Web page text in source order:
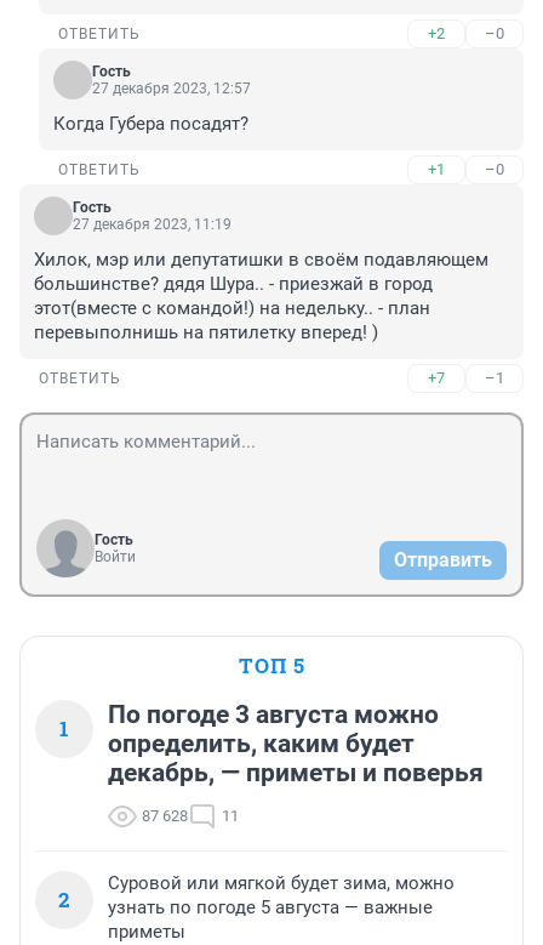
ОТВЕТИТЬ +2 –0
Гость
27 декабря 2023, 12:57
Когда Губера посадят?
ОТВЕТИТЬ +1 –0
Гость
27 декабря 2023, 11:19
Хилок, мэр или депутатишки в своём подавляющем
большинстве? дядя Шура.. - приезжай в город
этот(вместе с командой!) на недельку.. - план
перевыполнишь на пятилетку вперед! )
ОТВЕТИТЬ +7 –1
Гость
Войти
Отправить
ТОП 5
1
По погоде 3 августа можно
определить, каким будет
декабрь, — приметы и поверья
87 628 11
2
Суровой или мягкой будет зима, можно
узнать по погоде 5 августа — важные
приметы